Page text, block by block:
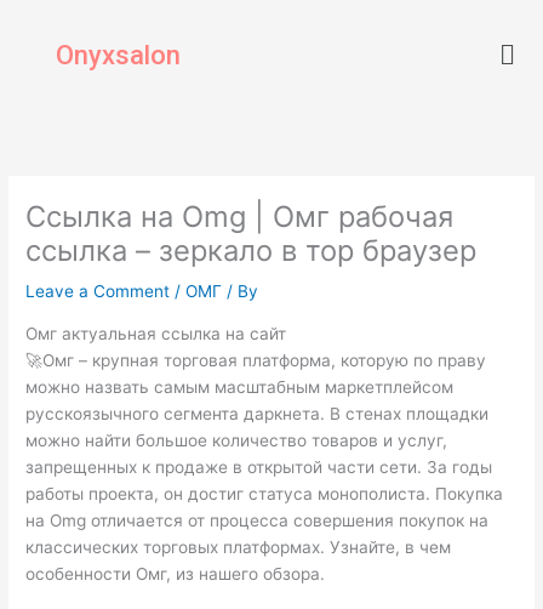
contentOnyxsalon
Ссылка на Omg | Омг рабочая
ссылка – зеркало в тор браузер
Leave a Comment /ОМГ / By
Омг актуальная ссылка на сайт
🚀Омг – крупная торговая платформа, которую по праву
можно назвать самым масштабным маркетплейсом
русскоязычного сегмента даркнета. В стенах площадки
можно найти большое количество товаров и услуг,
запрещенных к продаже в открытой части сети. За годы
работы проекта, он достиг статуса монополиста. Покупка
на Omg отличается от процесса совершения покупок на
классических торговых платформах. Узнайте, в чем
особенности Омг, из нашего обзора.